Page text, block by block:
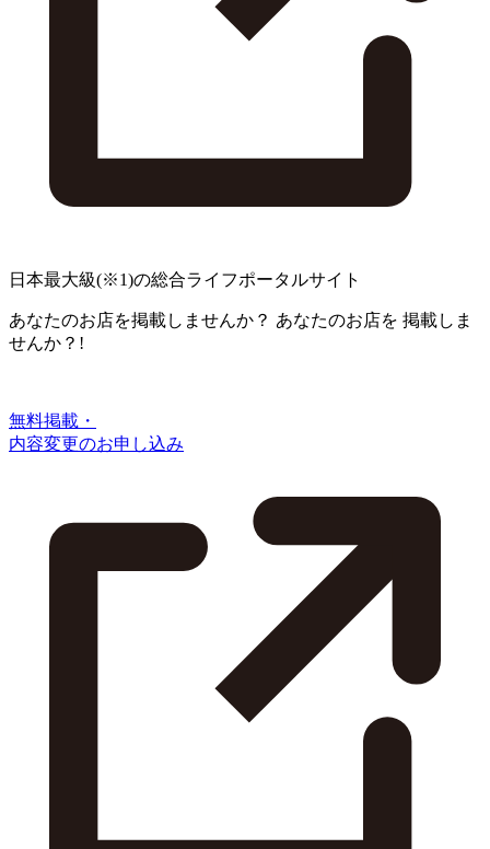
日本最大級(※1)の総合ライフポータルサイト
あなたのお店を掲載しませんか？ あなたのお店を 掲載しま
せんか？!
無料掲載・
内容変更のお申し込み